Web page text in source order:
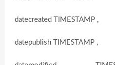
datecreated TIMESTAMP ,
datepublish TIMESTAMP ,